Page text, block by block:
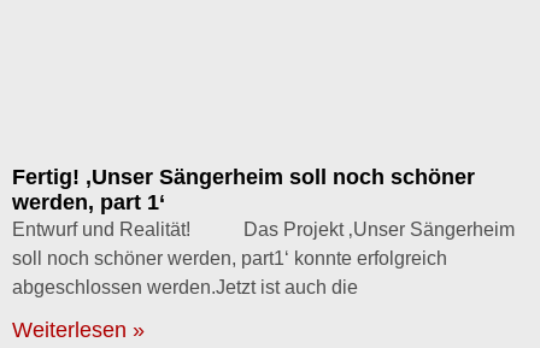
Fertig! ‚Unser Sängerheim soll noch schöner
werden, part 1‘
Entwurf und Realität! Das Projekt ‚Unser Sängerheim
soll noch schöner werden, part1‘ konnte erfolgreich
abgeschlossen werden.Jetzt ist auch die
Weiterlesen »